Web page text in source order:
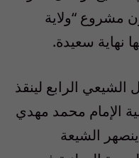
مشروع “ولاية
نهاية سعيدة.
الشيعي الرابع لينقذ
الإمام محمد مهدي
الشيعة